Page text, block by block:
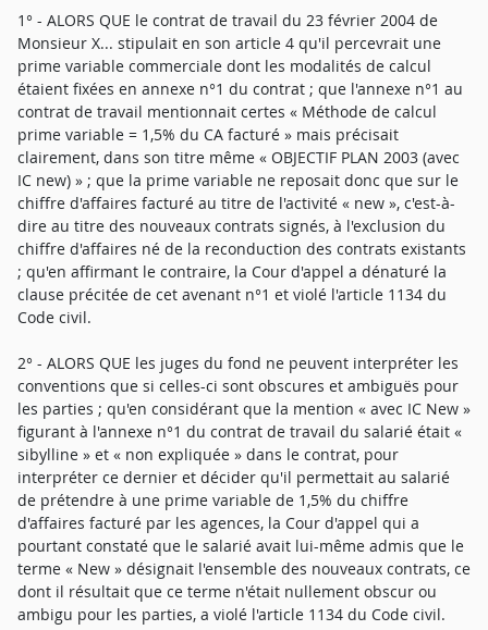
1° - ALORS QUE le contrat de travail du 23 février 2004 de
Monsieur X... stipulait en son article 4 qu'il percevrait une
prime variable commerciale dont les modalités de calcul
étaient fixées en annexe n°1 du contrat ; que l'annexe n°1 au
contrat de travail mentionnait certes « Méthode de calcul
prime variable = 1,5% du CA facturé » mais précisait
clairement, dans son titre même « OBJECTIF PLAN 2003 (avec
IC new) » ; que la prime variable ne reposait donc que sur le
chiffre d'affaires facturé au titre de l'activité « new », c'est-à-
dire au titre des nouveaux contrats signés, à l'exclusion du
chiffre d'affaires né de la reconduction des contrats existants
; qu'en affirmant le contraire, la Cour d'appel a dénaturé la
clause précitée de cet avenant n°1 et violé l'article 1134 du
Code civil.
2° - ALORS QUE les juges du fond ne peuvent interpréter les
conventions que si celles-ci sont obscures et ambiguës pour
les parties ; qu'en considérant que la mention « avec IC New »
figurant à l'annexe n°1 du contrat de travail du salarié était «
sibylline » et « non expliquée » dans le contrat, pour
interpréter ce dernier et décider qu'il permettait au salarié
de prétendre à une prime variable de 1,5% du chiffre
d'affaires facturé par les agences, la Cour d'appel qui a
pourtant constaté que le salarié avait lui-même admis que le
terme « New » désignait l'ensemble des nouveaux contrats, ce
dont il résultait que ce terme n'était nullement obscur ou
ambigu pour les parties, a violé l'article 1134 du Code civil.